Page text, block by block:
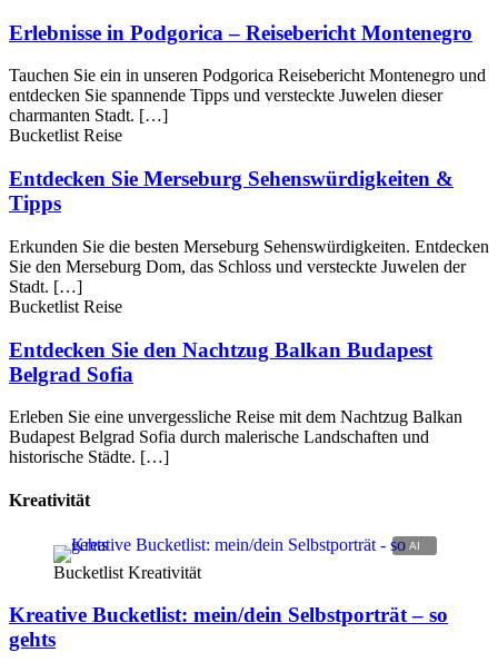
Erlebnisse in Podgorica – Reisebericht Montenegro
Tauchen Sie ein in unseren Podgorica Reisebericht Montenegro und
entdecken Sie spannende Tipps und versteckte Juwelen dieser
charmanten Stadt. […]
Bucketlist Reise
Entdecken Sie Merseburg Sehenswürdigkeiten &
Tipps
Erkunden Sie die besten Merseburg Sehenswürdigkeiten. Entdecken
Sie den Merseburg Dom, das Schloss und versteckte Juwelen der
Stadt. […]
Bucketlist Reise
Entdecken Sie den Nachtzug Balkan Budapest
Belgrad Sofia
Erleben Sie eine unvergessliche Reise mit dem Nachtzug Balkan
Budapest Belgrad Sofia durch malerische Landschaften und
historische Städte. […]
Kreativität
Bucketlist Kreativität
Kreative Bucketlist: mein/dein Selbstporträt – so
gehts